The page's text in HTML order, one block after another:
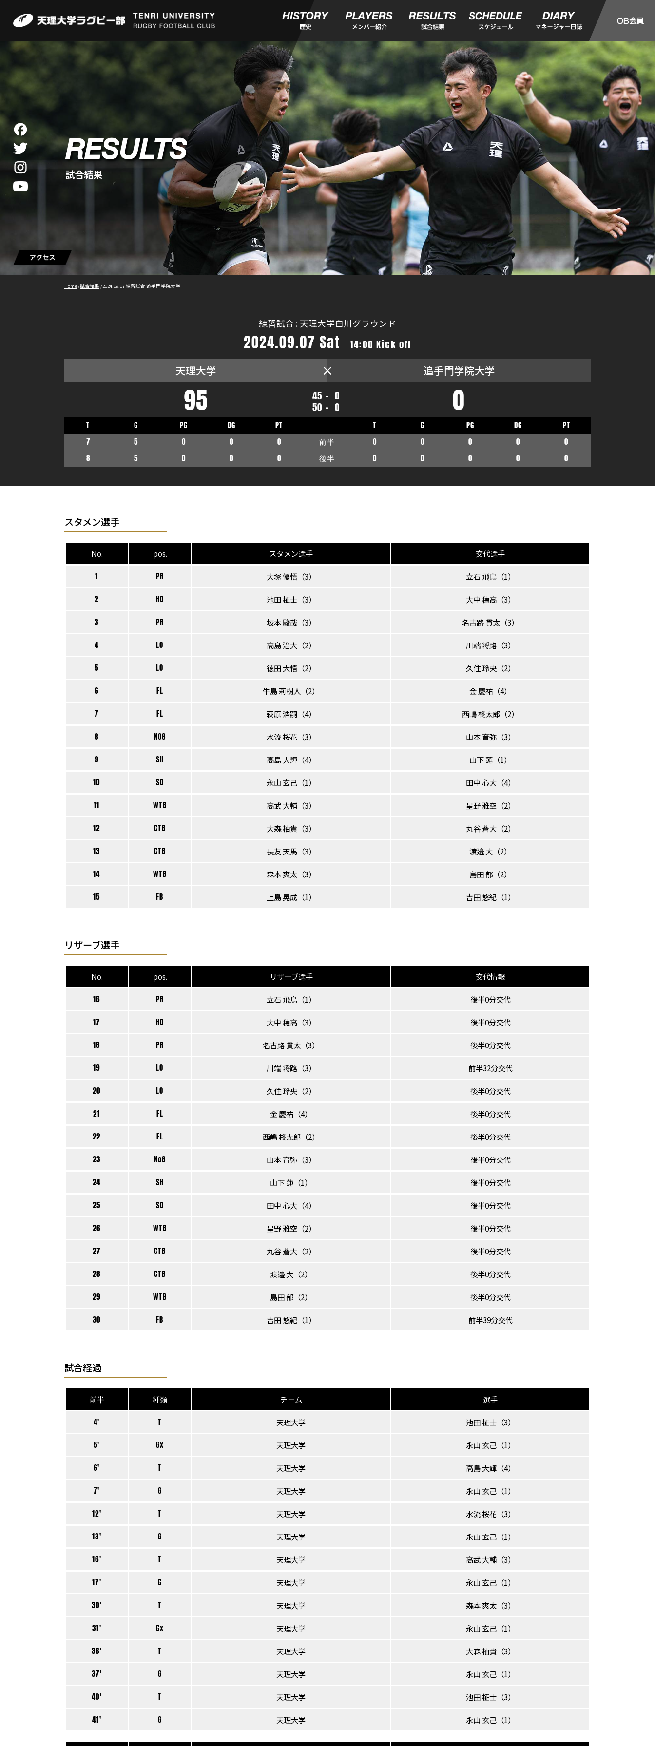
RESULTS
試合結果
Home/試合結果 /2024.09.07 練習試合 追手門学院大学
練習試合 : 天理大学白川グラウンド
2024.09.07 Sat 14:00 Kick off
天理大学 追手門学院大学
95 45 - 0
50 - 0 0
T G PG DG PT T G PG DG
PT
7
5 0 0 0 前半 0 0 0 0
0
8
5 0 0 0 後半 0 0 0 0 0
スタメン選手
No. pos. スタメン選手 交代選手
1 PR 大塚 優悟（3） 立石 飛鳥（1）
2 HO 池田 柾士（3） 大中 穂高（3）
3 PR 坂本 駿哉（3） 名古路 貫太（3）
4 LO 高島 治大（2） 川端 将路（3）
5 LO 徳田 大悟（2） 久住 玲央（2）
6 FL 牛島 莉樹人（2） 金 慶祐（4）
7 FL 萩原 浩嗣（4） 西嶋 柊太郎（2）
8 NO8 水流 桜花（3） 山本 育弥（3）
9 SH 高島 大輝（4） 山下 蓮（1）
10 SO 永山 玄己（1） 田中 心大（4）
11 WTB 高武 大輔（3） 星野 雅空（2）
12 CTB 大森 柚貴（3） 丸谷 蒼大（2）
13 CTB 長友 天馬（3） 渡邉 大（2）
14 WTB 森本 爽太（3） 島田 郁（2）
15 FB 上島 晃成（1） 吉田 悠紀（1）
リザーブ選手
No. pos. リザーブ選手 交代情報
16 PR 立石 飛鳥（1） 後半0分交代
17 HO 大中 穂高（3） 後半0分交代
18 PR 名古路 貫太（3） 後半0分交代
19 LO 川端 将路（3） 前半32分交代
20 LO 久住 玲央（2） 後半0分交代
21 FL 金 慶祐（4） 後半0分交代
22 FL 西嶋 柊太郎（2） 後半0分交代
23 No8 山本 育弥（3） 後半0分交代
24 SH 山下 蓮（1） 後半0分交代
25 SO 田中 心大（4） 後半0分交代
26 WTB 星野 雅空（2） 後半0分交代
27 CTB 丸谷 蒼大（2） 後半0分交代
28 CTB 渡邉 大（2） 後半0分交代
29 WTB 島田 郁（2） 後半0分交代
30 FB 吉田 悠紀（1） 前半39分交代
試合経過
前半 種類 チーム 選手
4' T 天理大学 池田 柾士（3）
5' Gx 天理大学 永山 玄己（1）
6' T 天理大学 高島 大輝（4）
7' G 天理大学 永山 玄己（1）
12' T 天理大学 水流 桜花（3）
13' G 天理大学 永山 玄己（1）
16' T 天理大学 高武 大輔（3）
17' G 天理大学 永山 玄己（1）
30' T 天理大学 森本 爽太（3）
31' Gx 天理大学 永山 玄己（1）
36' T 天理大学 大森 柚貴（3）
37' G 天理大学 永山 玄己（1）
40' T 天理大学 池田 柾士（3）
41' G 天理大学 永山 玄己（1）